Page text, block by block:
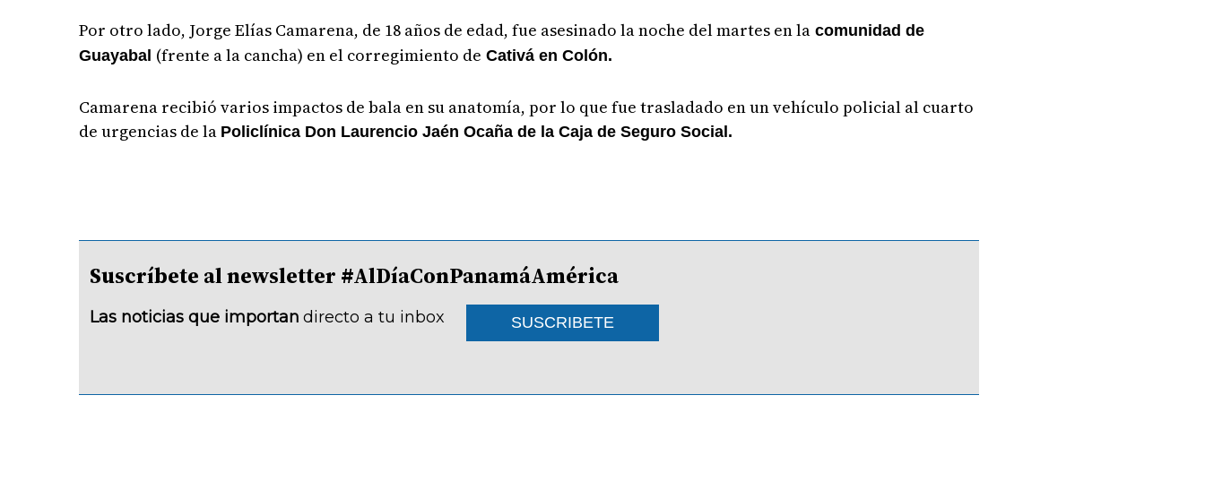
Por otro lado, Jorge Elías Camarena, de 18 años de edad, fue asesinado la noche del martes en la comunidad de
Guayabal (frente a la cancha) en el corregimiento de Cativá en Colón.
Camarena recibió varios impactos de bala en su anatomía, por lo que fue trasladado en un vehículo policial al cuarto
de urgencias de la Policlínica Don Laurencio Jaén Ocaña de la Caja de Seguro Social.
Suscríbete al newsletter #AlDíaConPanamáAmérica
Las noticias que importan directo a tu inbox SUSCRIBETE